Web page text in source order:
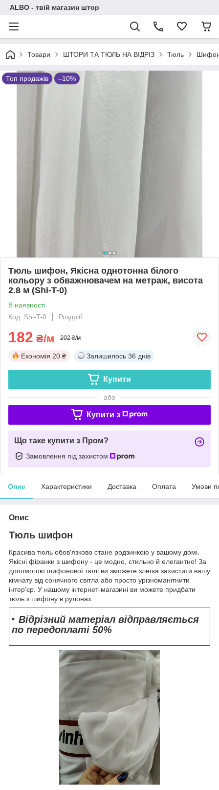
ALBO - твій магазин штор
Товари ШТОРИ ТА ТЮЛЬ НА ВІДРІЗ Тюль
Топ продажів –10%
Тюль шифон, Якісна однотонна білого
кольору з обважнювачем на метраж, висота
2.8 м (Shi-T-0)
В наявності
Код: Shi-T-0
Роздріб
182 ₴/м 202 ₴/м
Економія 20 ₴ Залишилось 36 днів
Купити
або
Купити з
Що таке купити з Пром?
Замовлення під захистом
Опис Характеристики Доставка Оплата Умови
Опис
Тюль шифон
Красива тюль обов'язково стане родзинкою у вашому домі.
Якісні фіранки з шифону - це модно, стильно й елегантно! За
допомогою шифонової тюлі ви зможете злегка захистити вашу
кімнату від сонячного світла або просто урізноманітнити
інтер'єр. У нашому інтернет-магазині ви можете придбати
тюль з шифону в рулонах.
Відрізний матеріал відправляється
по передоплаті 50%